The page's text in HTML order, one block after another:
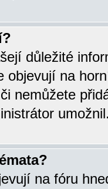
důležité
objevují na
nemůžete
na fóru